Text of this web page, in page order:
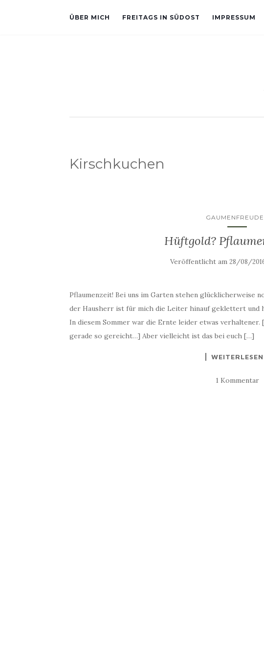
ÜBER MICH FREITAGS IN SÜDOST IMPRESSUM
Kirschkuchen
Hüftgold?
Veröffentlicht am 28/08/
Pflaumenzeit! Bei uns im Garten stehen glücklicherweise
der Hausherr ist für mich die Leiter hinauf geklettert und
In diesem Sommer war die Ernte leider etwas
gerade so gereicht…] Aber vielleicht ist das bei euch […]
WEITERLESEN
1 Kommentar